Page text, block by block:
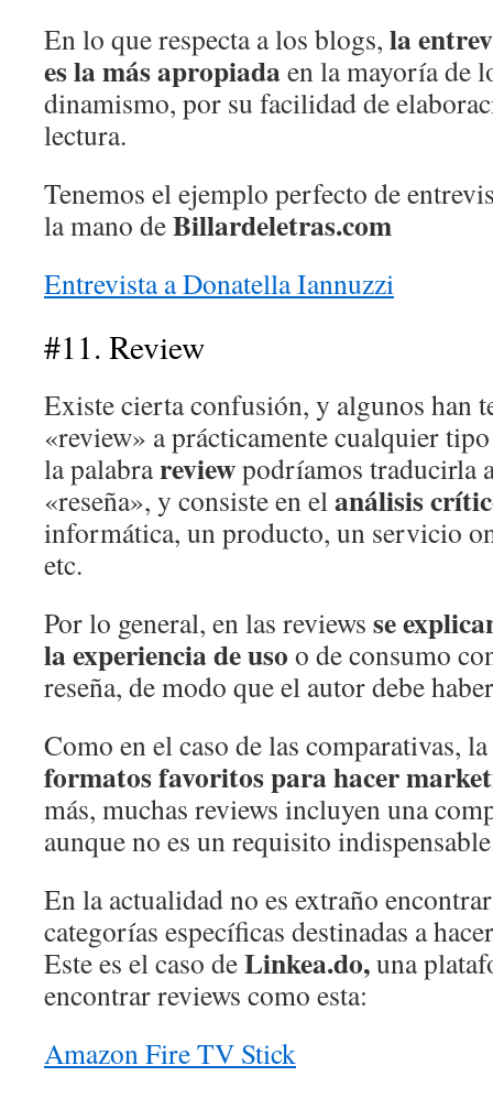
En lo que respecta a los blogs, la
es la más apropiadaen la mayoría de
dinamismo, por su facilidad de
lectura.
Tenemos el ejemplo perfecto de
la mano deBillardeletras.com
Entrevista a Donatella Iannuzzi
#11. Review
Existe cierta confusión, y algunos han
«review» a prácticamente cualquier
la palabrareviewpodríamos traducirla
«reseña», y consiste en elanálisis
informática, un producto, un servicio
etc.
Por lo general, en las reviews se
la experiencia de uso o de consumo
reseña, de modo que el autor debe
Como en el caso de las comparativas,
formatos favoritos para hacer
más, muchas reviews incluyen una
aunque no es un requisito
En la actualidad no es extraño
categorías específicas destinadas a
Este es el caso deLinkea.do,una
encontrar reviews como esta:
Amazon Fire TV Stick